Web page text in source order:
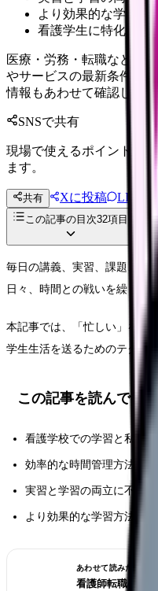
より効果的な学習方
看護学生に特化した
医療・労務・転職など判
やサービスの最新条件は
情報もあわせて確認してく
SNSで共有
現場で使えるポイントを
ます。
共有 Xに投稿 LINE
この記事の目次32項目
毎日の講義、実習、課題、そ
日々、時間との戦いを繰り広
本記事では、「忙しい」を強
学生生活を送るためのテクニ
この記事を読んでほし
看護学校での学習と私生
効率的な時間管理方法を
実習と学習の両立に不安
より効果的な学習方法を見
あわせて読みたい
看護師転職のリ